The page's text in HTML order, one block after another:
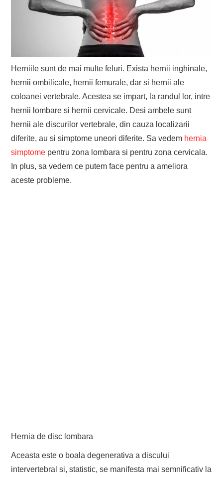
Herniile sunt de mai multe feluri. Exista hernii inghinale,
hernii ombilicale, hernii femurale, dar si hernii ale
coloanei vertebrale. Acestea se impart, la randul lor, intre
hernii lombare si hernii cervicale. Desi ambele sunt
hernii ale discurilor vertebrale, din cauza localizarii
diferite, au si simptome uneori diferite. Sa vedem hernia
simptome pentru zona lombara si pentru zona cervicala.
In plus, sa vedem ce putem face pentru a ameliora
aceste probleme.
Hernia de disc lombara
Aceasta este o boala degenerativa a discului
intervertebral si, statistic, se manifesta mai semnificativ la